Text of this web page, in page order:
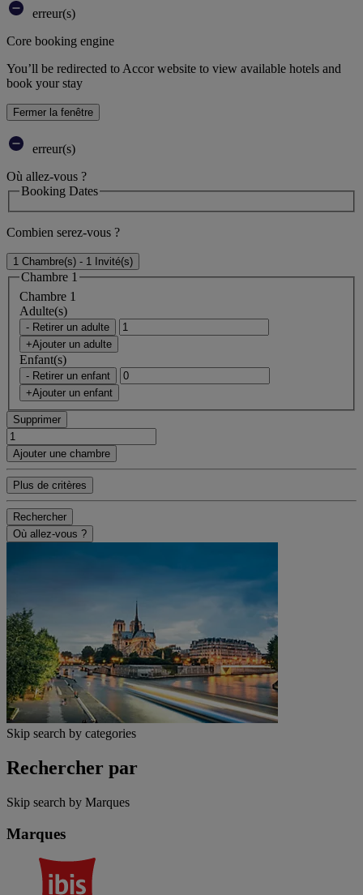
erreur(s)
Core booking engine
You’ll be redirected to Accor website to view available hotels and
book your stay
Fermer la fenêtre
erreur(s)
Où allez-vous ?
Booking Dates
Combien serez-vous ?
1 Chambre(s) - 1 Invité(s)
Chambre 1
Chambre 1
Adulte(s)
- Retirer un adulte
+Ajouter un adulte
Enfant(s)
- Retirer un enfant
+Ajouter un enfant
Supprimer
Ajouter une chambre
Plus de critères
Rechercher
Où allez-vous ?
Skip search by categories
Rechercher par
Skip search by Marques
Marques